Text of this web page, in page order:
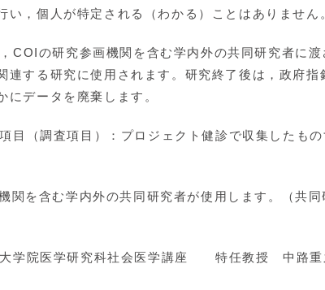
，個人が特定される（わかる）ことはありません
COIの研究参画機関を含む学内外の共同研究者に渡
連する研究に使用されます。研究終了後は，政府指
にデータを廃棄します。
目（調査項目）：プロジェクト健診で収集したもの
関を含む学内外の共同研究者が使用します。（共同
大学院医学研究科社会医学講座 特任教授 中路重